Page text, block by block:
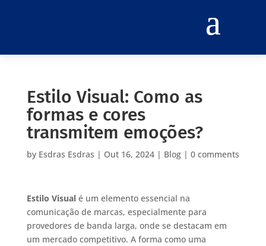
Estilo Visual: Como as
formas e cores
transmitem emoções?
by Esdras Esdras | Out 16, 2024| Blog| 0 comments
Estilo Visualé um elemento essencial na
comunicação de marcas, especialmente para
provedores de banda larga, onde se destacam em
um mercado competitivo. A forma como uma